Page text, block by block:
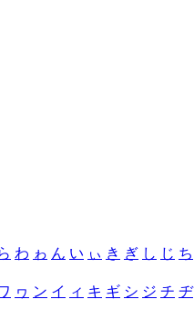
わ ゎ ん い ぃ き ぎ し じ ち
ヮ ン イ ィ キ ギ シ ジ チ ヂ